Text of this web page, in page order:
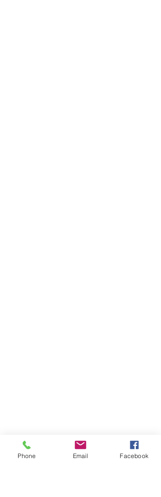
Phone Email Facebook